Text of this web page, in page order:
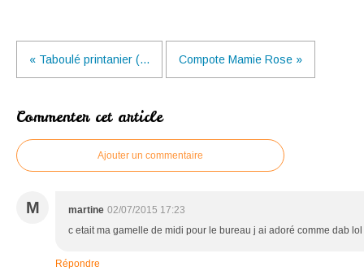
« Taboulé printanier (... Compote Mamie Rose »
Commenter cet article
Ajouter un commentaire
M martine 02/07/2015 17:23
c etait ma gamelle de midi pour le bureau j ai adoré comme dab lol
Répondre